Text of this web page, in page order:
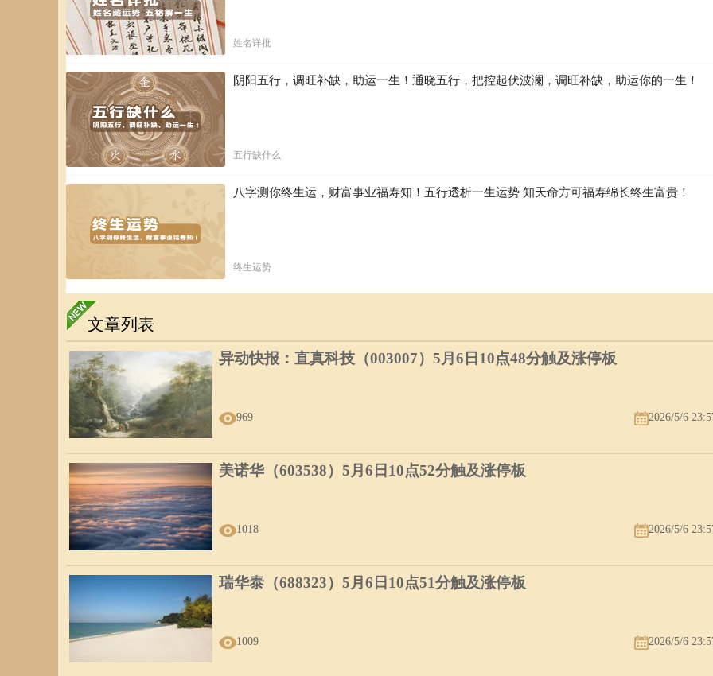
姓名详批
阴阳五行，调旺补缺，助运一生！通晓五行，把控起伏波澜，调旺补缺，助运你的一生！
五行缺什么
八字测你终生运，财富事业福寿知！五行透析一生运势 知天命方可福寿绵长终生富贵！
终生运势
文章列表
异动快报：直真科技（003007）5月6日10点48分触及涨停板
969 2026/5/6
美诺华（603538）5月6日10点52分触及涨停板
1018 2026/5/6
瑞华泰（688323）5月6日10点51分触及涨停板
1009 2026/5/6